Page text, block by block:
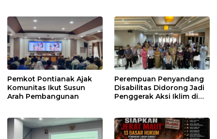
Pemkot Pontianak Ajak
Komunitas Ikut Susun
Arah Pembangunan
Perempuan Penyandang
Disabilitas Didorong Jadi
Penggerak Aksi Iklim di